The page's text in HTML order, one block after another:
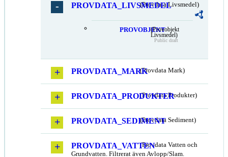
PROVDATA_LIVSMEDEL
(Provdata Livsmedel)
PROVOBJEKT(Provobjekt
Livsmedel)
Public draft
PROVDATA_MARK(Provdata Mark)
PROVDATA_PRODUKTER
(Provdata Produkter)
PROVDATA_SEDIMENT(Provdata Sediment)
PROVDATA_VATTEN(Provdata Vatten och
Grundvatten. Filtrerat även Avlopp/Slam.